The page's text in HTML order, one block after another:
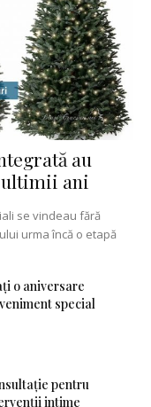
au
ani
se vindeau fără
urma încă o etapă
o aniversare
special
pentru
intime